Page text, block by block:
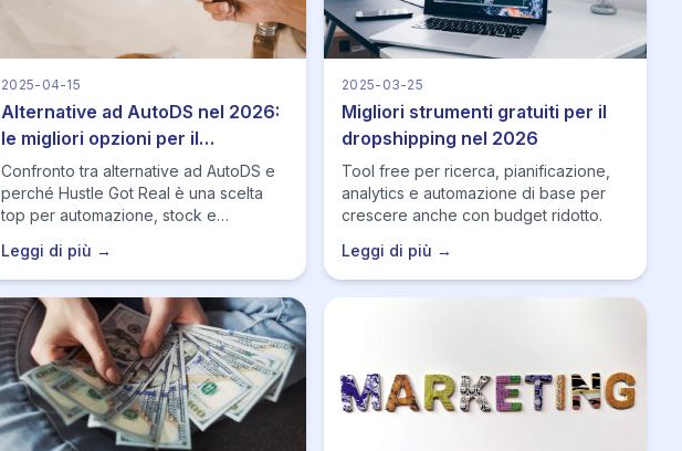
2025-04-15
Alternative ad AutoDS nel 2026:
le migliori opzioni per il
dropshipping
Confronto tra alternative ad AutoDS e
perché Hustle Got Real è una scelta
top per automazione, stock e
Leggi di più →
2025-03-25
Migliori strumenti gratuiti per il
dropshipping nel 2026
Tool free per ricerca, pianificazione,
analytics e automazione di base per
crescere anche con budget ridotto.
Leggi di più →